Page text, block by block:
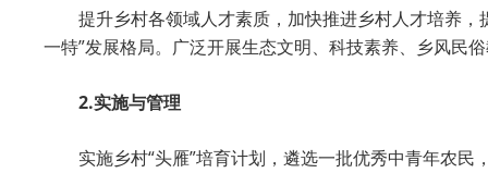
提升乡村各领域人才素质，加快推进乡村人才培养，
一特”发展格局。广泛开展生态文明、科技素养、乡风民
2.实施与管理
实施乡村“头雁”培育计划，遴选一批优秀中青年农